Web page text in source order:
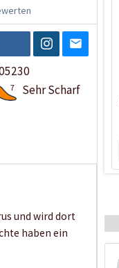
7 Sehr Scharf
und wird dort
haben ein